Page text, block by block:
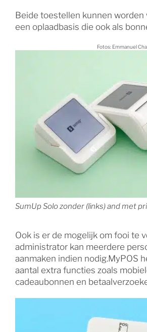
Beide toestellen kunnen
een oplaadbasis die ook als
Fotos: Emmanuel
SumUp Solo zonder (links) and met
Ook is er de mogelijk om fooi te
administrator kan meerdere
aanmaken indien nodig.MyPOS
aantal extra functies zoals
cadeaubonnen en